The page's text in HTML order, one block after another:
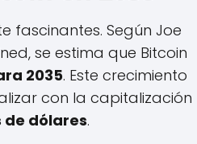
fascinantes. Según Joe
se estima que Bitcoin
2035. Este crecimiento
con la capitalización
de dólares.